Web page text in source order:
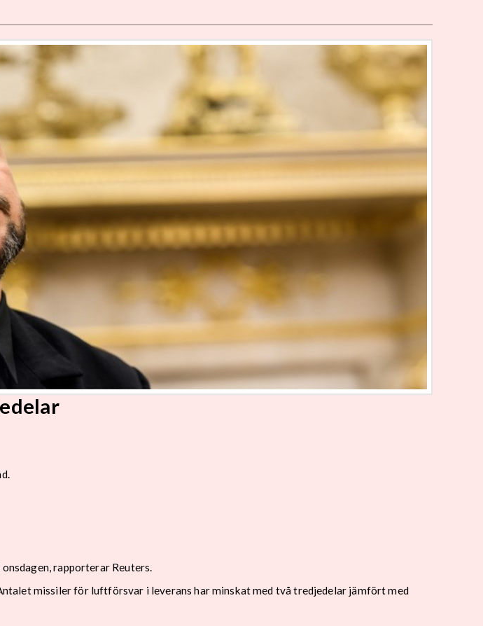
rapporterar Reuters.
missiler för luftförsvar i leverans har minskat med två tredjedelar jämfört med